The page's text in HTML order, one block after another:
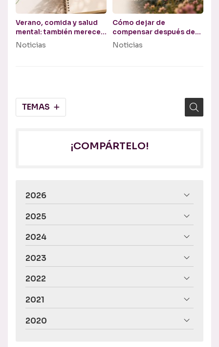
TEMAS
Verano, comida y salud
mental: también mereces
disfrutar
Noticias
Cómo dejar de
compensar después de
un fin de semana o unas
Noticias
¡COMPÁRTELO!
2026
2025
2024
2023
2022
2021
2020